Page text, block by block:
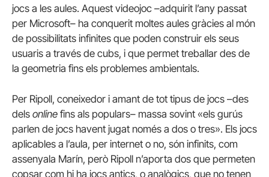
jocs a les aules. Aquest videojoc –adquirit l’any passat
per Microsoft– ha conquerit moltes aules gràcies al món
de possibilitats infinites que poden construir els seus
usuaris a través de cubs, i que permet treballar des de
la geometria fins els problemes ambientals.
Per Ripoll, coneixedor i amant de tot tipus de jocs –des
dels online fins als populars– massa sovint «els gurús
parlen de jocs havent jugat només a dos o tres». Els jocs
aplicables a l’aula, per internet o no, són infinits, com
assenyala Marín, però Ripoll n’aporta dos que permeten
copsar com hi ha jocs antics, o analògics, que no tenen